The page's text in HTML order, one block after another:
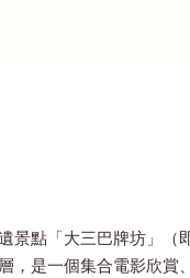
景點「大三巴牌坊」（
，是一個集合電影欣賞